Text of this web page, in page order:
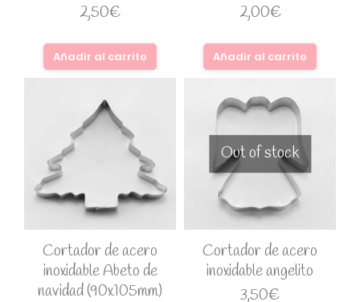
2,50€
Añadir al carrito
2,00€
Añadir al carrito
Cortador de acero
inoxidable Abeto de
navidad (90x105mm)
Out of stock
Cortador de acero
inoxidable angelito
3,50€